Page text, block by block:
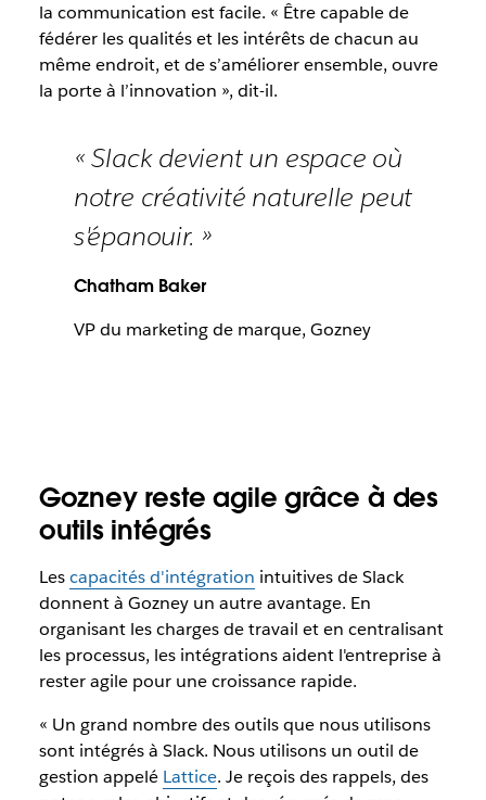
la communication est facile. « Être capable de
fédérer les qualités et les intérêts de chacun au
même endroit, et de s’améliorer ensemble, ouvre
la porte à l’innovation », dit-il.
« Slack devient un espace où
notre créativité naturelle peut
s'épanouir. »
Chatham Baker
VP du marketing de marque, Gozney
Gozney reste agile grâce à des
outils intégrés
Lescapacités d'intégration intuitives de Slack
donnent à Gozney un autre avantage. En
organisant les charges de travail et en centralisant
les processus, les intégrations aident l'entreprise à
rester agile pour une croissance rapide.
« Un grand nombre des outils que nous utilisons
sont intégrés à Slack. Nous utilisons un outil de
gestion appelé Lattice. Je reçois des rappels, des